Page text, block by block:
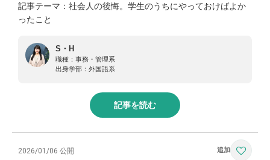
記事テーマ：社会人の後悔。学生のうちにやっておけばよか
ったこと
S・H
職種： 事務・管理系
出身学部： 外国語系
記事を読む
2026/01/06 公開